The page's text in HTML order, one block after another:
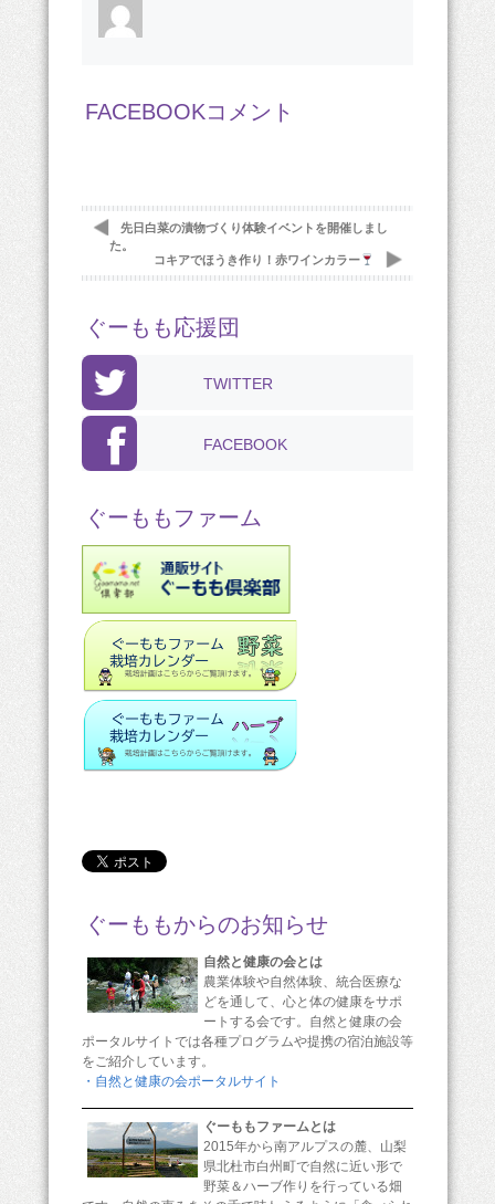
FACEBOOKコメント
先日白菜の漬物づくり体験イベントを開催しまし
た。
コキアでほうき作り！赤ワインカラー
ぐーもも応援団
TWITTER
FACEBOOK
ぐーももファーム
ぐーももからのお知らせ
自然と健康の会とは
農業体験や自然体験、統合医療な
どを通して、心と体の健康をサポ
ートする会です。自然と健康の会
ポータルサイトでは各種プログラムや提携の宿泊施設等
をご紹介しています。
・自然と健康の会ポータルサイト
ぐーももファームとは
2015年から南アルプスの麓、山梨
県北杜市白州町で自然に近い形で
野菜＆ハーブ作りを行っている畑